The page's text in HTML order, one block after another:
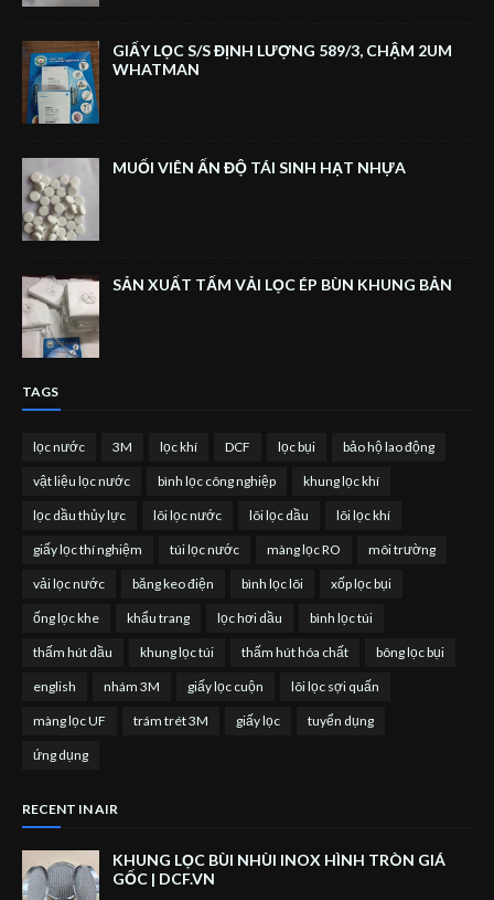
GIẤY LỌC S/S ĐỊNH LƯỢNG 589/3, CHẬM 2UM
WHATMAN
MUỐI VIÊN ẤN ĐỘ TÁI SINH HẠT NHỰA
SẢN XUẤT TẤM VẢI LỌC ÉP BÙN KHUNG BẢN
TAGS
lọc nước 3M lọc khí DCF lọc bụi bảo hộ lao động
vật liệu lọc nước bình lọc công nghiệp khung lọc khí
lọc dầu thủy lực lõi lọc nước lõi lọc dầu lõi lọc khí
giấy lọc thí nghiệm túi lọc nước màng lọc RO môi trường
vải lọc nước băng keo điện bình lọc lõi xốp lọc bụi
ống lọc khe khẩu trang lọc hơi dầu bình lọc túi
thấm hút dầu khung lọc túi thấm hút hóa chất bông lọc bụi
english nhám 3M giấy lọc cuộn lõi lọc sợi quấn
màng lọc UF trám trét 3M giấy lọc tuyển dụng
ứng dụng
RECENT IN AIR
KHUNG LỌC BÙI NHÙI INOX HÌNH TRÒN GIÁ
GỐC | DCF.VN